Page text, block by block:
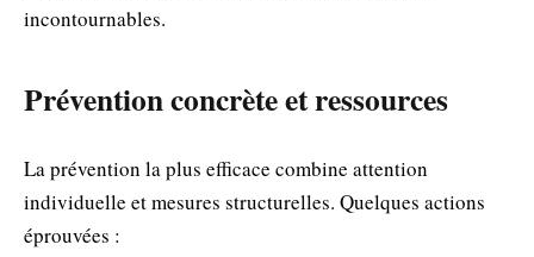
incontournables.
Prévention concrète et ressources
La prévention la plus efficace combine attention
individuelle et mesures structurelles. Quelques actions
éprouvées :